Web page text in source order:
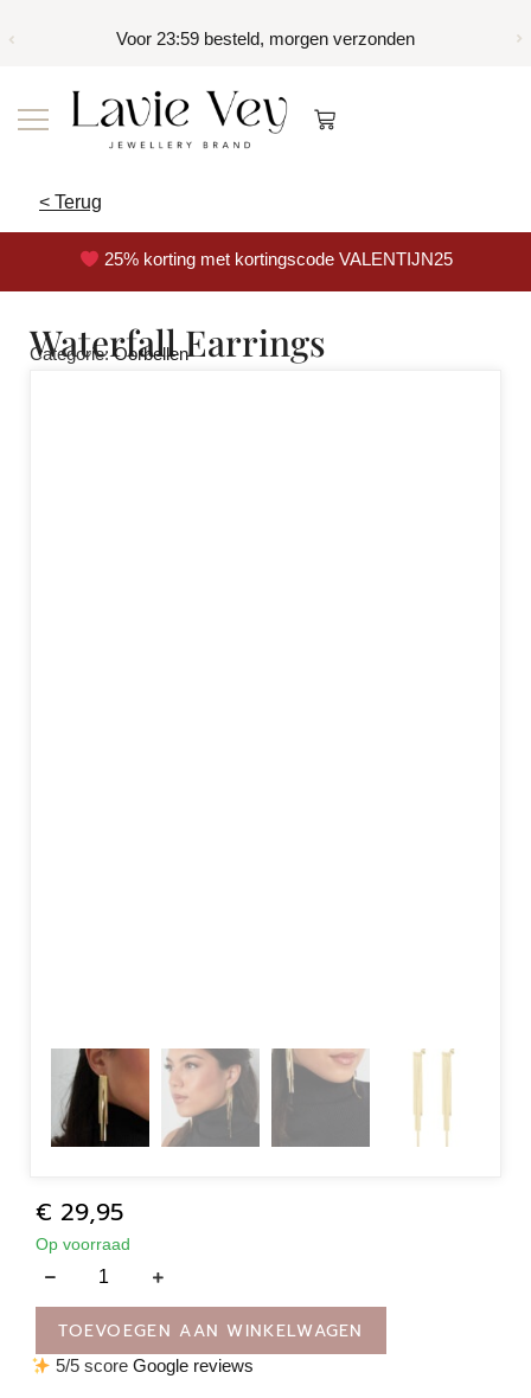
Voor 23:59 besteld, morgen verzonden
< Terug
25% korting met kortingscode VALENTIJN25
Waterfall Earrings
Categorie:Oorbellen
€ 29,95
Op voorraad
TOEVOEGEN AAN WINKELWAGEN
5/5 scoreGoogle reviews